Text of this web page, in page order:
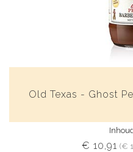
Old Texas - Ghost
€ 10,91 (€